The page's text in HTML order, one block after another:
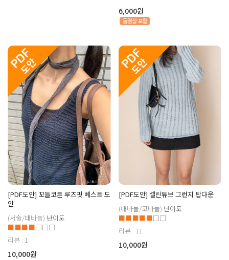
6,000원
[PDF도안] 꼬들코튼 루즈핏 베스트 도
안
(서술/대바늘) 난이도
■■■■□□□
리뷰 : 1
10,000원
[PDF도안] 셀린튜브 그런지 탑다운
(대바늘/코바늘) 난이도
■■■■■□□
리뷰 : 11
10,000원